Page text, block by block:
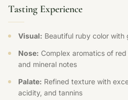
Tasting Experience
Visual: Beautiful ruby color with
Nose: Complex aromatics of
and mineral notes
Palate: Refined texture with
acidity, and tannins